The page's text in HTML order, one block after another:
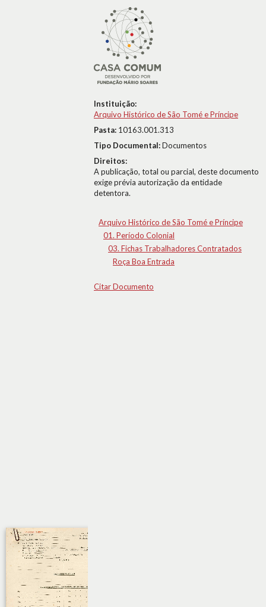
Instituição:
Arquivo Histórico de São Tomé e Príncipe
Pasta: 10163.001.313
Tipo Documental:Documentos
Direitos:
A publicação, total ou parcial, deste documento
exige prévia autorização da entidade
detentora.
Arquivo Histórico de São Tomé e Príncipe
01. Período Colonial
03. Fichas Trabalhadores Contratados
Roça Boa Entrada
Citar Documento